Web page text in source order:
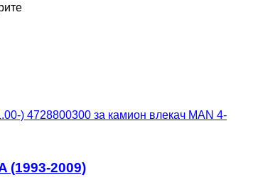
) 4728800300 за камион влекач MAN 4-
(1993-2009)